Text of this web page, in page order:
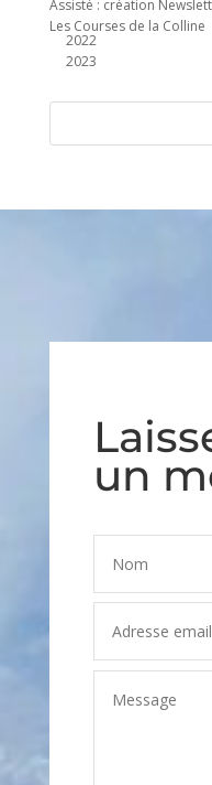
Assisté : création
Les Courses de la Colline
2022
2023
un